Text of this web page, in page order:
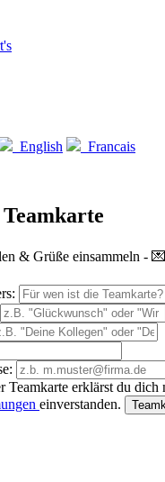
English Francais
& Grüße einsammeln -
Teamkarte erklärst du dich
einverstanden.